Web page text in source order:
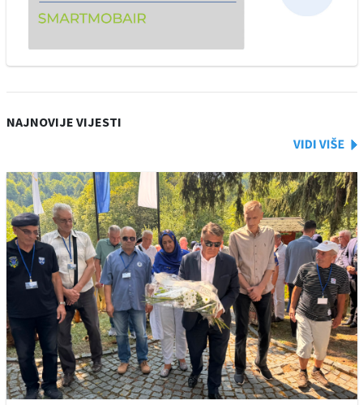
NAJNOVIJE VIJESTI